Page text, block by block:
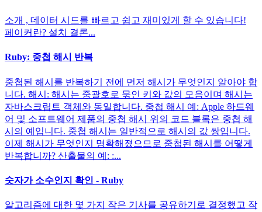
소개 , 데이터 시드를 빠르고 쉽고 재미있게 할 수 있습니다!
페이커란? 설치 결론...
Ruby: 중첩 해시 반복
중첩된 해시를 반복하기 전에 먼저 해시가 무엇인지 알아야 합
니다. 해시: 해시는 중괄호로 묶인 키와 값의 모음이며 해시는
자바스크립트 객체와 동일합니다. 중첩 해시 예: Apple 하드웨
어 및 소프트웨어 제품의 중첩 해시 위의 코드 블록은 중첩 해
시의 예입니다. 중첩 해시는 일반적으로 해시의 값 쌍입니다.
이제 해시가 무엇인지 명확해졌으므로 중첩된 해시를 어떻게
반복합니까? 산출물의 예: :...
숫자가 소수인지 확인 - Ruby
알고리즘에 대한 몇 가지 작은 기사를 공유하기로 결정했고 작